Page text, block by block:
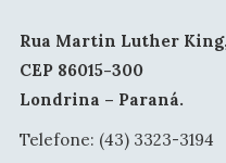
Rua Martin Luther
CEP 86015-300
Londrina – Paraná.
Telefone: (43) 3323-3194